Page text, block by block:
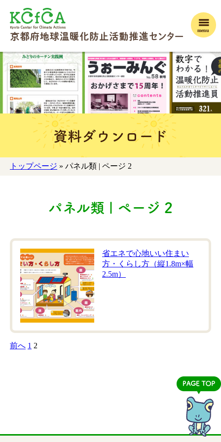
menu
資料ダウンロード
トップページ » パネル類 | ページ 2
パネル類 | ページ 2
省エネで心地いい住まい
方・くらし方（縦1.8m×幅
2.5m）
の
前へ 1 2